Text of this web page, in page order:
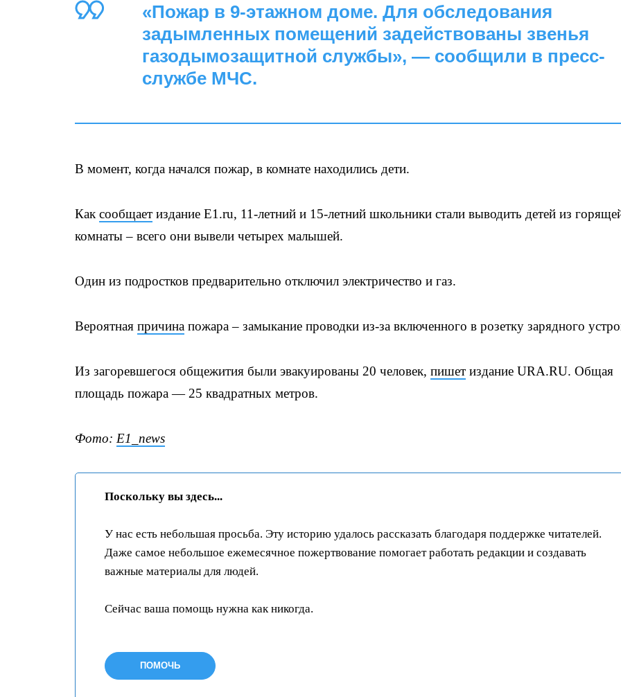
«Пожар в 9-этажном доме. Для обследования
задымленных помещений задействованы звенья
газодымозащитной службы», — сообщили в пресс-
службе МЧС.
В момент, когда начался пожар, в комнате находились дети.
Как сообщает издание Е1.ru, 11-летний и 15-летний школьники стали выводить детей из
комнаты – всего они вывели четырех малышей.
Один из подростков предварительно отключил электричество и газ.
Вероятная причина пожара – замыкание проводки из-за включенного в розетку зарядного
Из загоревшегося общежития были эвакуированы 20 человек, пишет издание URA.RU. Общая
площадь пожара — 25 квадратных метров.
Фото: E1_news
Поскольку вы здесь...
У нас есть небольшая просьба. Эту историю удалось рассказать благодаря поддержке читателей.
Даже самое небольшое ежемесячное пожертвование помогает работать редакции и создавать
важные материалы для людей.
Сейчас ваша помощь нужна как никогда.
ПОМОЧЬ